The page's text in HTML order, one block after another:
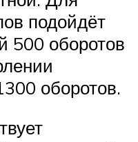
подойдёт
500 оборотов
оборотов.